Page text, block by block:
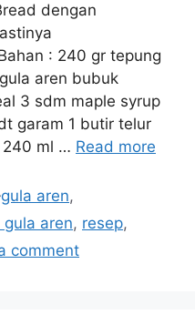
dengan
: 240 gr tepung
aren bubuk
3 sdm maple syrup
garam 1 butir telur
240 ml … Read more
gula aren,
aren, resep,
comment